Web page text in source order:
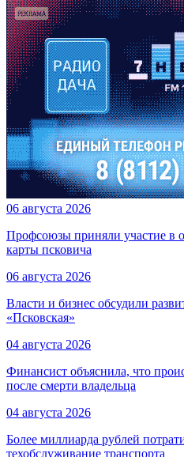
06 августа 2026
Профсоюзы приняли участие в
карты псковича
06 августа 2026
Власти и бизнес обсудили
«Псковская»
04 августа 2026
Финансист объяснила, что
после смерти владельца
04 августа 2026
Более миллиарда рублей
техобслуживание транспорта